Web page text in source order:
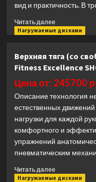
вид и практичность. В
Читать далееПрочитать
больше
для
ног
Ultra
Gym
UG-
IN840
(Лучшая
цена)
Нагружаемые дисками
Верхняя тяга (со
Fitness Excellence
Цена от: 245700
Описание технология
естественных
нагрузки для каждой
комфортного и
упражнений
пневматическим
Читать далееПрочитать
больше
Нагружаемые дисками